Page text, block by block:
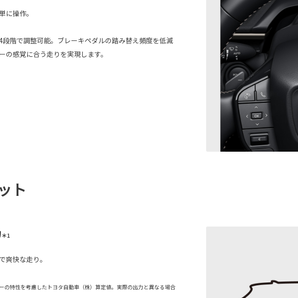
に操作。
階で調整可能。ブレーキペダルの踏み替え頻度を低減
の感覚に合う走りを実現します。
ト
＊1
爽快な走り。
の特性を考慮したトヨタ自動車（株）算定値。実際の出力と異なる場合